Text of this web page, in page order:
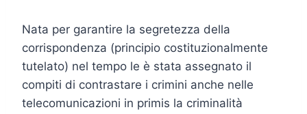
Nata per garantire la segretezza della
corrispondenza (principio costituzionalmente
tutelato) nel tempo le è stata assegnato il
compiti di contrastare i crimini anche nelle
telecomunicazioni in primis la criminalità